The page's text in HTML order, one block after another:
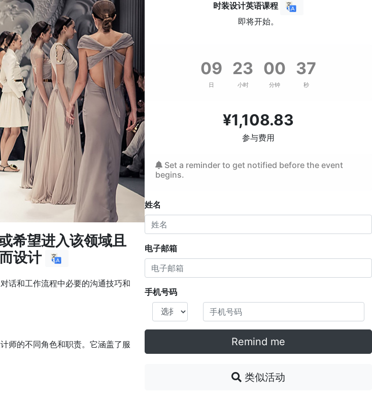
希望进入该领域且
设计
话和工作流程中必要的沟通技巧和
师的不同角色和职责。它涵盖了服
时装设计英语课程
即将开始。
09
日
23
小时
00
分钟
36
秒
¥1,108.83
参与费用
Set a reminder to get notified before the event
begins.
姓名
电子邮箱
手机号码
Remind me
类似活动